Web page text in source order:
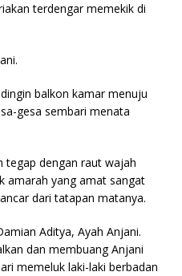
terdengar memekik di
balkon kamar menuju
gesa sembari menata
tegap dengan raut wajah
amarah yang amat sangat
dari tatapan matanya.
Aditya, Ayah Anjani.
dan membuang Anjani
memeluk laki-laki berbadan